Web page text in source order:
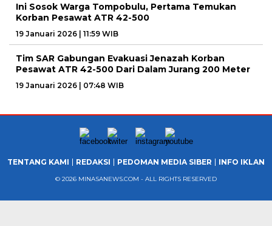
Ini Sosok Warga Tompobulu, Pertama Temukan
Korban Pesawat ATR 42-500
19 Januari 2026 | 11:59 WIB
Tim SAR Gabungan Evakuasi Jenazah Korban
Pesawat ATR 42-500 Dari Dalam Jurang 200 Meter
19 Januari 2026 | 07:48 WIB
TENTANG KAMI REDAKSI PEDOMAN MEDIA SIBER INFO IKLAN
© 2026 MINASANEWS.COM - ALL RIGHTS RESERVED